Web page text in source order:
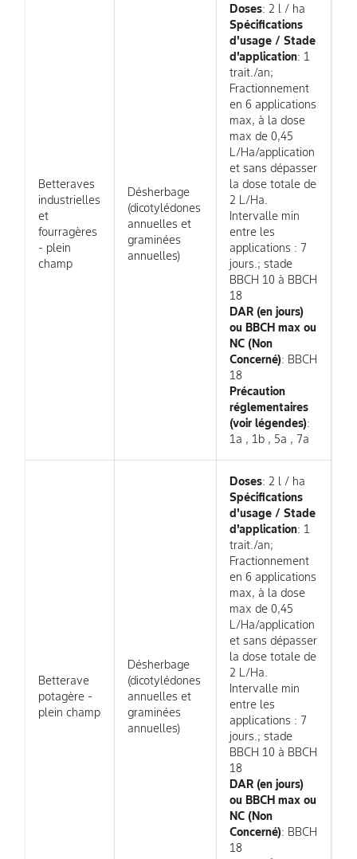
Betteraves
industrielles
et
fourragères
- plein
champ
Désherbage
(dicotylédones
annuelles et
graminées
annuelles)
Doses: 2 l / ha
Spécifications
d'usage / Stade
d'application: 1
trait./an;
Fractionnement
en 6 applications
max, à la dose
max de 0,45
L/Ha/application
et sans dépasser
la dose totale de
2 L/Ha.
Intervalle min
entre les
applications : 7
jours.; stade
BBCH 10 à BBCH
18
DAR (en jours)
ou BBCH max ou
NC (Non
Concerné): BBCH
18
Précaution
réglementaires
(voir légendes):
1a , 1b , 5a , 7a
Betterave
potagère -
plein champ
Désherbage
(dicotylédones
annuelles et
graminées
annuelles)
Doses: 2 l / ha
Spécifications
d'usage / Stade
d'application: 1
trait./an;
Fractionnement
en 6 applications
max, à la dose
max de 0,45
L/Ha/application
et sans dépasser
la dose totale de
2 L/Ha.
Intervalle min
entre les
applications : 7
jours.; stade
BBCH 10 à BBCH
18
DAR (en jours)
ou BBCH max ou
NC (Non
Concerné): BBCH
18